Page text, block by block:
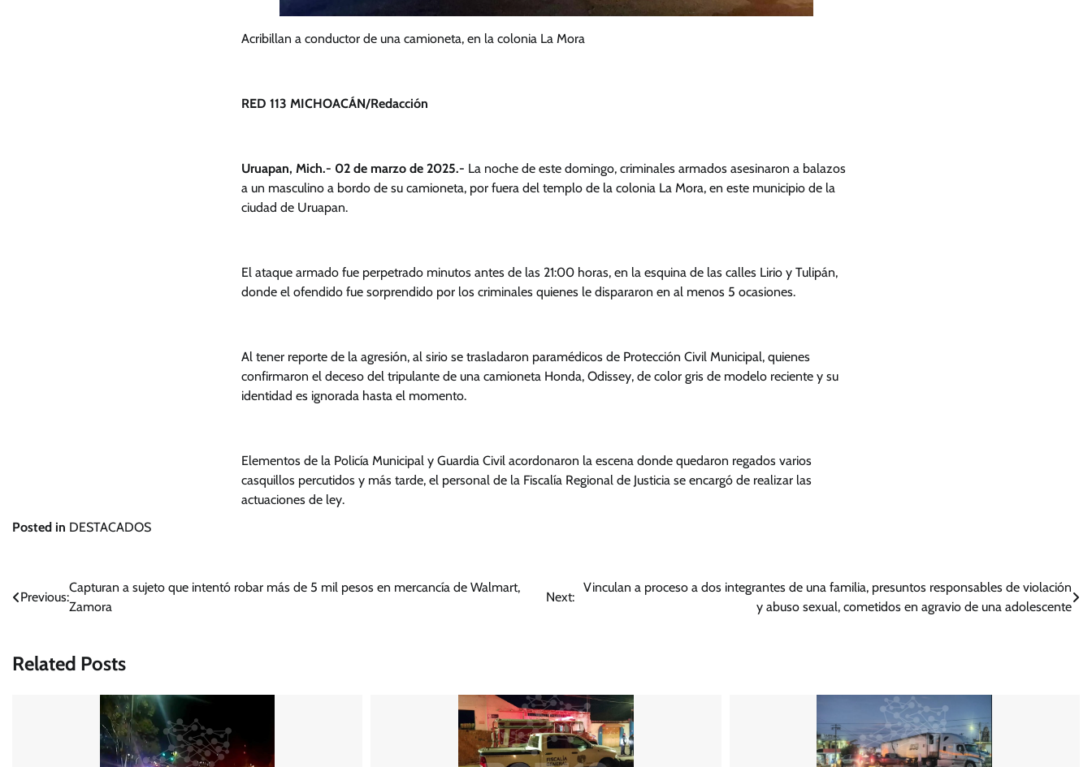
Acribillan a conductor de una camioneta, en la colonia La Mora
RED 113 MICHOACÁN/Redacción
Uruapan, Mich.- 02 de marzo de 2025.- La noche de este domingo, criminales armados asesinaron a balazos
a un masculino a bordo de su camioneta, por fuera del templo de la colonia La Mora, en este municipio de la
ciudad de Uruapan.
El ataque armado fue perpetrado minutos antes de las 21:00 horas, en la esquina de las calles Lirio y Tulipán,
donde el ofendido fue sorprendido por los criminales quienes le dispararon en al menos 5 ocasiones.
Al tener reporte de la agresión, al sirio se trasladaron paramédicos de Protección Civil Municipal, quienes
confirmaron el deceso del tripulante de una camioneta Honda, Odissey, de color gris de modelo reciente y su
identidad es ignorada hasta el momento.
Elementos de la Policía Municipal y Guardia Civil acordonaron la escena donde quedaron regados varios
casquillos percutidos y más tarde, el personal de la Fiscalía Regional de Justicia se encargó de realizar las
actuaciones de ley.
Posted in DESTACADOS
Navegación
entradas
Previous:
Capturan a sujeto que intentó robar más de 5 mil pesos en mercancía de Walmart,
Zamora
Next:
Vinculan a proceso a dos integrantes de una familia, presuntos responsables de violación
y abuso sexual, cometidos en agravio de una adolescente
Related Posts